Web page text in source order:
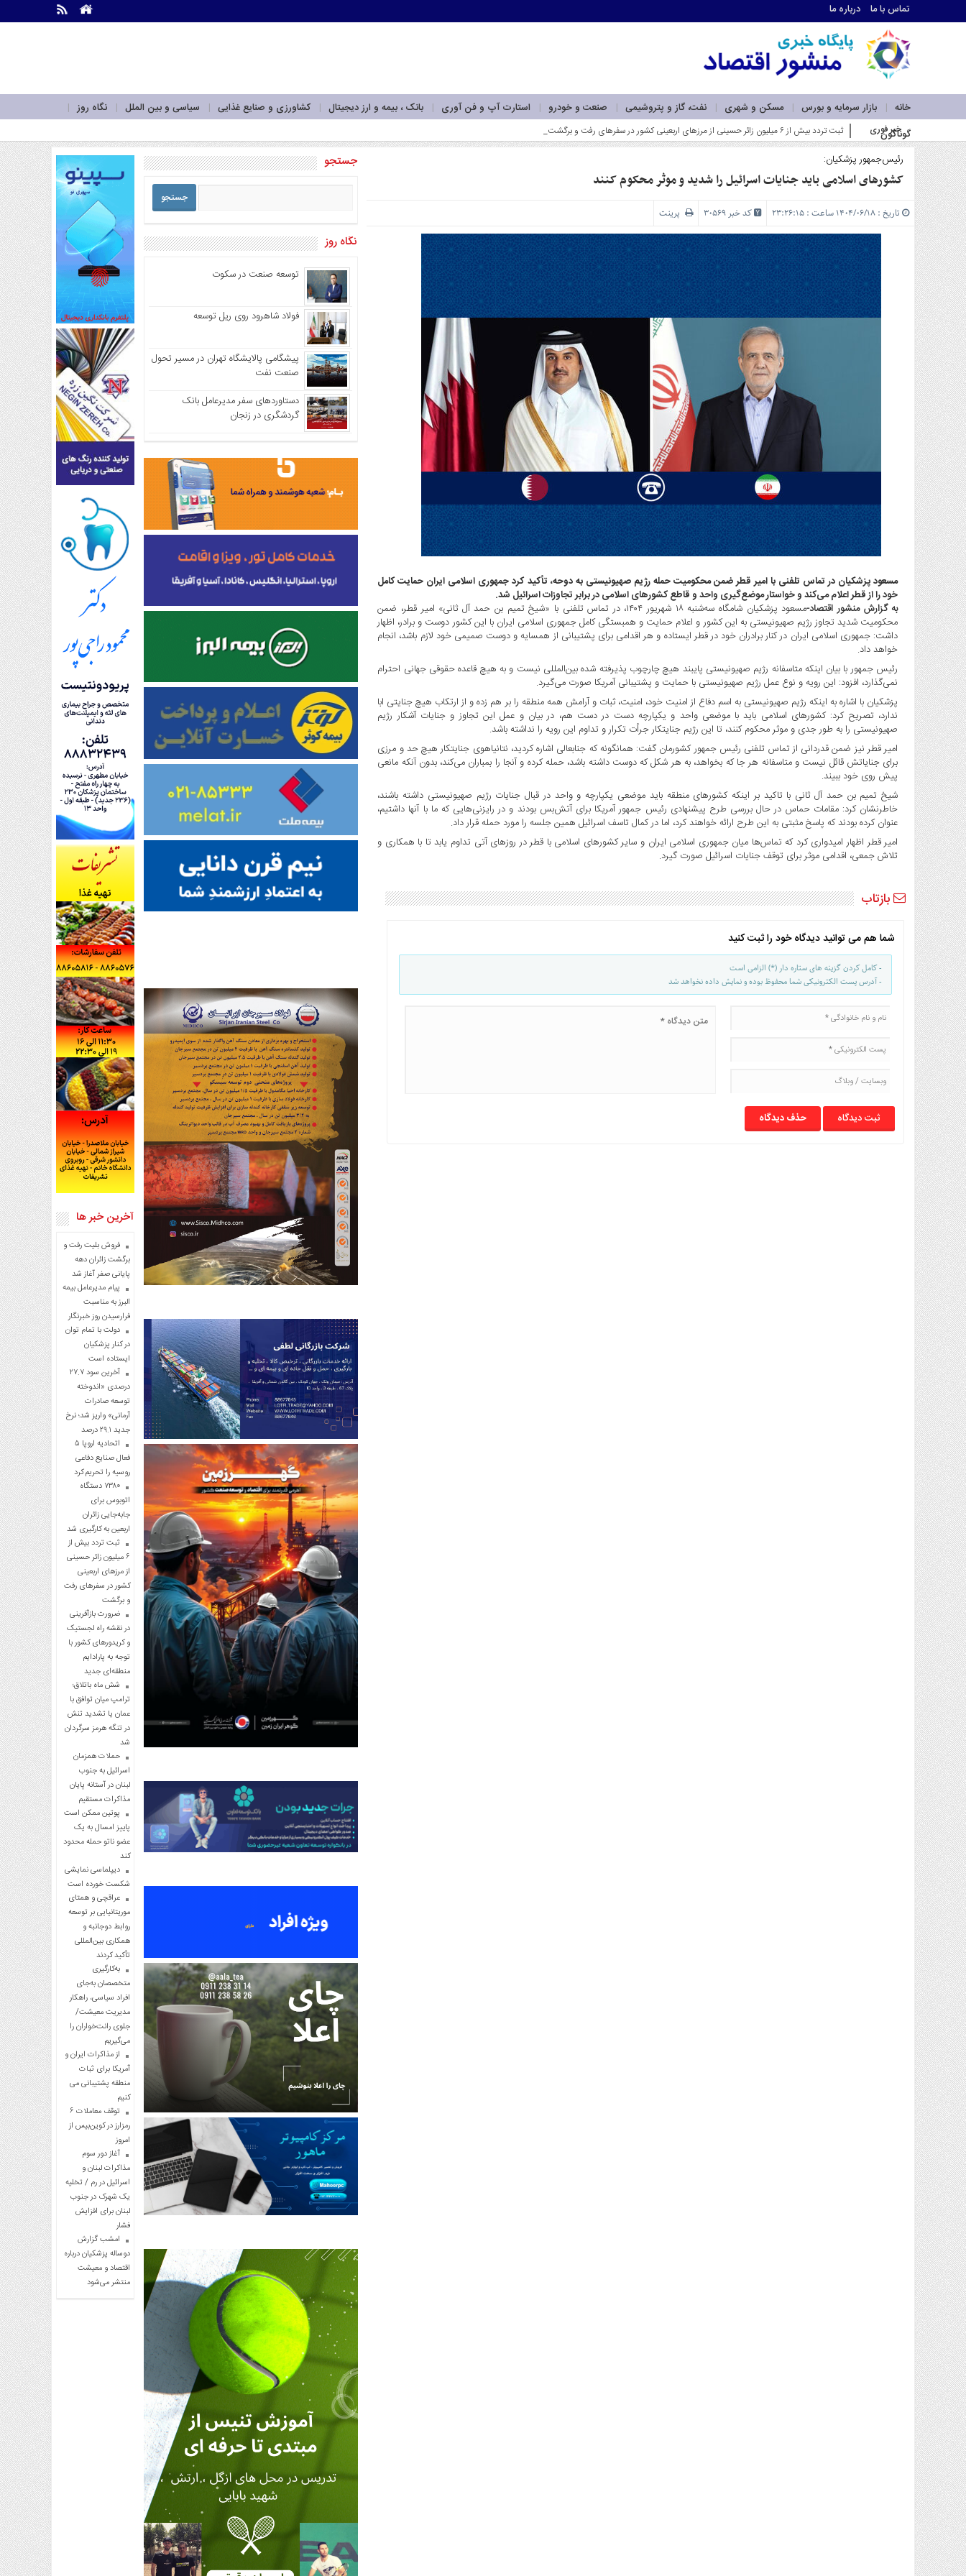
تماس با ما درباره ما
خانه بازار سرمایه و بورس مسکن و شهری نفت، گاز و پتروشیمی صنعت و خودرو استارت آپ و فن آوری بانک ، بیمه و ارز دیجیتال کشاورزی و صنایع غذایی سیاسی و بین الملل
نگاه روز
گوناگون
ما
درباره
سرویس
ها
خانه
بازار
سرمایه
و
بورس
مسکن
و
شهری
نفت،
گاز
و
پتروشیمی
صنعت
و
خودرو
استارت
آپ
و
فن
آوری
بانک
،
بیمه
و
ارز
دیجیتال
کشاورزی
و
صنایع
غذایی
سیاسی
و
بین
الملل
نگاه
روز
گوناگون
خبر فوری ثبت تردد بیش از ۶ میلیون زائر حسینی از مرزهای اربعینی کشور در سفرهای رفت و برگشت_
رئیس‌جمهور پزشکیان:
کشورهای اسلامی باید جنایات اسرائیل را شدید و موثر محکوم کنند
تاریخ : ۱۴۰۴/۰۶/۱۸ ساعت : ۲۳:۲۶:۱۵ کد خبر 30569 پرینت
مسعود پزشکیان در تماس تلفنی با امیر قطر ضمن محکومیت حمله رژیم صهیونیستی به دوحه، تأکید کرد جمهوری اسلامی ایران حمایت کامل
خود را از قطر اعلام می‌کند و خواستار موضع‌گیری واحد و قاطع کشورهای اسلامی در برابر تجاوزات اسرائیل شد.
به گزارش منشور اقتصاد-
مسعود پزشکیان شامگاه سه‌شنبه ۱۸ شهریور ۱۴۰۴، در تماس تلفنی با «شیخ تمیم بن حمد آل ثانی» امیر قطر، ضمن
محکومیت شدید تجاوز رژیم صهیونیستی به این کشور و اعلام حمایت و همبستگی کامل جمهوری اسلامی ایران با این کشور دوست و برادر، اظهار
داشت: جمهوری اسلامی ایران در کنار برادران خود در قطر ایستاده و هر اقدامی برای پشتیبانی از همسایه و دوست صمیمی خود لازم باشد، انجام
خواهد داد.
رئیس جمهور با بیان اینکه متاسفانه رژیم صهیونیستی پایبند هیچ چارچوب پذیرفته شده بین‌المللی نیست و به هیچ قاعده حقوقی جهانی احترام
نمی‌گذارد، افزود: این رویه و نوع عمل رژیم صهیونیستی با حمایت و پشتیبانی آمریکا صورت می‌گیرد.
پزشکیان با اشاره به اینکه رژیم صهیونیستی به اسم دفاع از امنیت خود، امنیت، ثبات و آرامش همه منطقه را بر هم زده و از ارتکاب هیچ جنایتی ابا
ندارد، تصریح کرد: کشورهای اسلامی باید با موضعی واحد و یکپارچه دست در دست هم، در بیان و عمل این تجاوز و جنایات آشکار رژیم
صهیونیستی را به طور جدی و موثر محکوم کنند، تا این رژیم جنایتکار جرأت تکرار و تداوم این رویه را نداشته باشد.
امیر قطر نیز ضمن قدردانی از تماس تلفنی رئیس جمهور کشورمان گفت: همانگونه که جنابعالی اشاره کردید، نتانیاهوی جنایتکار هیچ حد و مرزی
برای جنایاتش قائل نیست و متاسفانه هر جا که بخواهد، به هر شکل که دوست داشته باشد، حمله کرده و آنجا را بمباران می‌کند، بدون آنکه مانعی
پیش روی خود ببیند.
شیخ تمیم بن حمد آل ثانی با تاکید بر اینکه کشورهای منطقه باید موضعی یکپارچه و واحد در قبال جنایات رژیم صهیونیستی داشته باشند،
خاطرنشان کرد: مقامات حماس در حال بررسی طرح پیشنهادی رئیس جمهور آمریکا برای آتش‌بس بودند و در رایزنی‌هایی که ما با آنها داشتیم،
عنوان کرده بودند که پاسخ مثبتی به این طرح ارائه خواهند کرد، اما در کمال تاسف اسرائیل همین جلسه را مورد حمله قرار داد.
امیر قطر اظهار امیدواری کرد که تماس‌ها میان جمهوری اسلامی ایران و سایر کشورهای اسلامی با قطر در روزهای آتی تداوم یابد تا با همکاری و
تلاش جمعی، اقدامی موثر برای توقف جنایات اسرائیل صورت گیرد.
بازتاب
شما هم می توانید دیدگاه خود را ثبت کنید
- کامل کردن گزینه های ستاره دار (*) الزامی است
- آدرس پست الکترونیکی شما محفوظ بوده و نمایش داده نخواهد شد
حذف دیدگاه
جستجو
نگاه روز
توسعه صنعت در سکوت
فولاد شاهرود روی ریل توسعه
پیشگامی پالایشگاه تهران در مسیر تحول
صنعت نفت
دستاوردهای سفر مدیرعامل بانک
گردشگری در زنجان
آخرین خبر ها
فروش بلیت رفت و
برگشت زائران دهه
پایانی صفر آغاز شد
پیام مدیرعامل بیمه
البرز به مناسبت
فرارسیدن روز خبرنگار
دولت با تمام توان
در کنار پزشکیان
ایستاده است
آخرین سود ۲۷.۷
درصدی «اندوخته
توسعه صادرات
آرمانی» واریز شد؛ نرخ
جدید ۲۹.۱ درصد
اتحادیه اروپا ۵
فعال صنایع دفاعی
روسیه را تحریم کرد
۷۳۸۰ دستگاه
اتوبوس برای
جابه‌جایی زائران
اربعین به‌ کارگیری شد
ثبت تردد بیش از
۶ میلیون زائر حسینی
از مرزهای اربعینی
کشور در سفرهای رفت
و برگشت
ضرورت بازآفرینی
در نقشه راه لجستیک
و کریدورهای کشور با
توجه به پارادایم
منطقه‌ای جدید
شش ماه باتلاق؛
ترامپ میان توافق با
عمان یا تشدید تنش
در تنگه هرمز سرگردان
شد
حملات همزمان
اسرائیل به جنوب
لبنان در آستانه پایان
مذاکرات مستقیم
پوتین ممکن است
پاییز امسال به یک
عضو ناتو حمله محدود
کند
دیپلماسی نمایشی
شکست خورده است
عراقچی و همتای
موریتانیایی بر توسعه
روابط دوجانبه و
همکاری بین‌المللی
تأکید کردند
به‌کارگیری
متخصصان به‌جای
افراد سیاسی، راهکار
مدیریت معیشت/
جلوی رانت‌خواران را
می‌گیریم
از مذاکرات ایران و
آمریکا برای ثبات
منطقه پشتیبانی می
کنیم
توقف معاملات ۶
رمزارز در کوین‌بیس از
امروز
آغاز دور سوم
مذاکرات لبنان و
اسرائیل در رم / تخلیه
یک شهرک در جنوب
لبنان برای افزایش
فشار
امشب گزارش
دوساله پزشکیان درباره
اقتصاد و معیشت
منتشر می‌شود